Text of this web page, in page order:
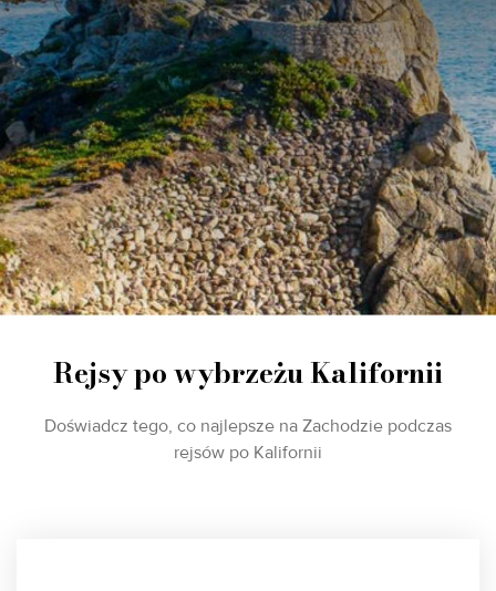
Rejsy po wybrzeżu Kalifornii
Doświadcz tego, co najlepsze na Zachodzie podczas
rejsów po Kalifornii